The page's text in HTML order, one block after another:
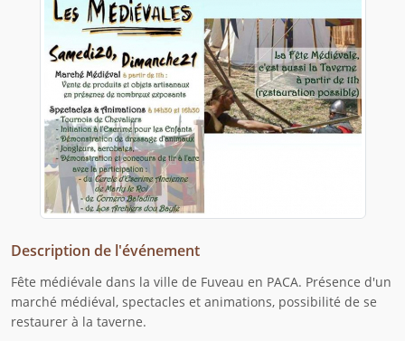
Description de l'événement
Fête médiévale dans la ville de Fuveau en PACA. Présence d'un
marché médiéval, spectacles et animations, possibilité de se
restaurer à la taverne.